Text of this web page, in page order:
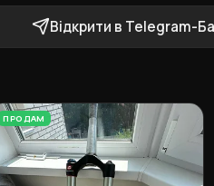
Відкрити в Telegram-
ПРОДАМ